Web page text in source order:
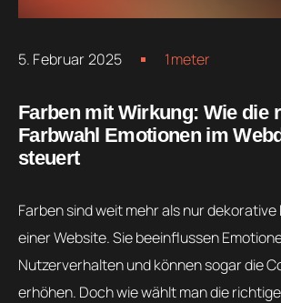
5. Februar 2025 1meter
Farben mit Wirkung: Wie die
Farbwahl Emotionen im
steuert
Farben sind weit mehr als nur
einer Website. Sie beeinflussen
Nutzerverhalten und können sogar die
erhöhen. Doch wie wählt man die